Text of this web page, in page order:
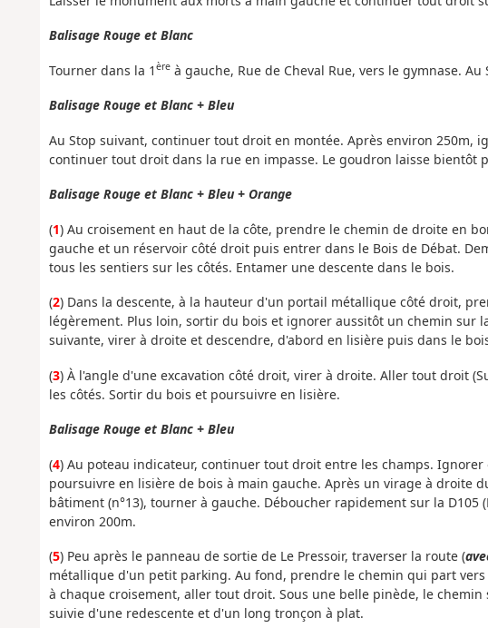
Balisage Rouge et Blanc
Tourner dans la 1 èreà gauche, Rue de Cheval Rue, vers le gymnase.
Balisage Rouge et Blanc + Bleu
Au Stop suivant, continuer tout droit en montée. Après environ 250m,
continuer tout droit dans la rue en impasse. Le goudron laisse bientôt
Balisage Rouge et Blanc + Bleu + Orange
(1) Au croisement en haut de la côte, prendre le chemin de droite en
gauche et un réservoir côté droit puis entrer dans le Bois de Débat.
tous les sentiers sur les côtés. Entamer une descente dans le bois.
(2) Dans la descente, à la hauteur d'un portail métallique côté droit,
légèrement. Plus loin, sortir du bois et ignorer aussitôt un chemin sur
suivante, virer à droite et descendre, d'abord en lisière puis dans le
(3) À l'angle d'une excavation côté droit, virer à droite. Aller tout droit
les côtés. Sortir du bois et poursuivre en lisière.
Balisage Rouge et Blanc + Bleu
(4) Au poteau indicateur, continuer tout droit entre les champs.
poursuivre en lisière de bois à main gauche. Après un virage à droite
bâtiment (n°13), tourner à gauche. Déboucher rapidement sur la D105
environ 200m.
(5) Peu après le panneau de sortie de Le Pressoir, traverser la route (
métallique d'un petit parking. Au fond, prendre le chemin qui part
à chaque croisement, aller tout droit. Sous une belle pinède, le
suivie d'une redescente et d'un long tronçon à plat.